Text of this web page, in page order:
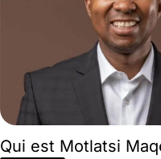
Qui est Motlatsi